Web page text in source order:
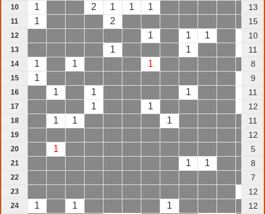
10 1 2 1 1 1 13
11 1 2 15
12 1 1 1 10
13 1 1 11
14 1 1 1 8
15 1 9
16 1 1 1 11
17 1 1 12
18 1 1 1 11
19 12
20 1 5
21 1 1 8
22 7
23 12
24 1 1 1 12